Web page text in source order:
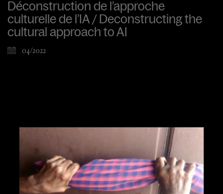
Déconstruction de l’approche
culturelle de l’IA / Deconstructing the
cultural approach to AI
04/2022